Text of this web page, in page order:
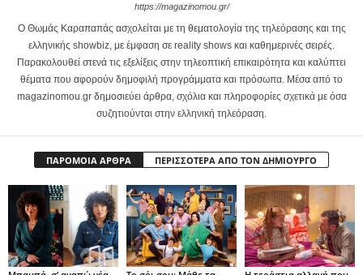
https://magazinomou.gr/
Ο Θωμάς Καραπαπάς ασχολείται με τη θεματολογία της τηλεόρασης και της
ελληνικής showbiz, με έμφαση σε reality shows και καθημερινές σειρές.
Παρακολουθεί στενά τις εξελίξεις στην τηλεοπτική επικαιρότητα και καλύπτει
θέματα που αφορούν δημοφιλή προγράμματα και πρόσωπα. Μέσα από το
magazinomou.gr δημοσιεύει άρθρα, σχόλια και πληροφορίες σχετικά με όσα
συζητιούνται στην ελληνική τηλεόραση.
ΠΑΡΟΜΟΙΑ ΑΡΘΡΑ ΠΕΡΙΣΣΟΤΕΡΑ ΑΠΟ ΤΟΝ ΔΗΜΙΟΥΡΓΟ